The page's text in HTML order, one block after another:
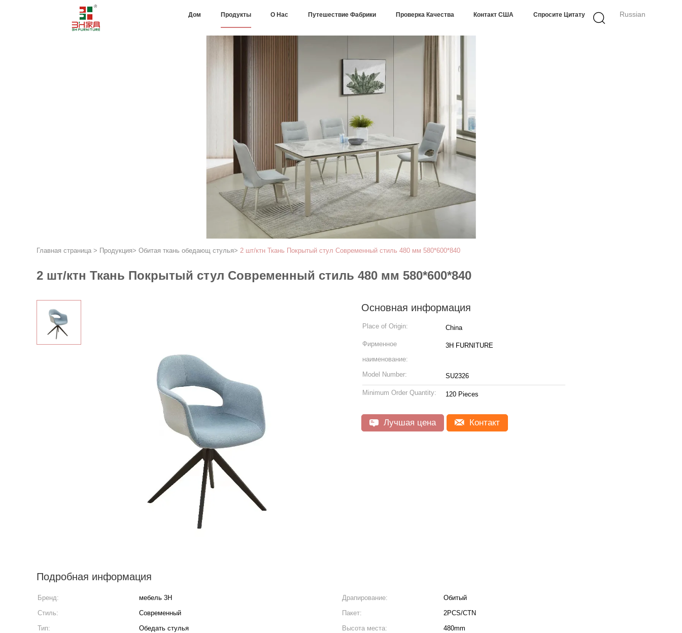
Russian
Дом Продукты О Нас Путешествие Фабрики Проверка Качества Контакт США Спросите Цитату
Главная страница > Продукция> Обитая ткань обедающ стулья> 2 шт/ктн Ткань Покрытый стул Современный стиль 480 мм 580*600*840
2 шт/ктн Ткань Покрытый стул Современный стиль 480 мм 580*600*840
Основная информация
Place of Origin: China
Фирменное
наименование:
3H FURNITURE
Model Number: SU2326
Minimum Order Quantity: 120 Pieces
Лучшая цена Контакт
Подробная информация
Бренд: мебель 3H Драпирование:
Обитый
Стиль:
Современный Пакет:
2PCS/CTN
Тип:
Обедать стулья Высота места:
480mm